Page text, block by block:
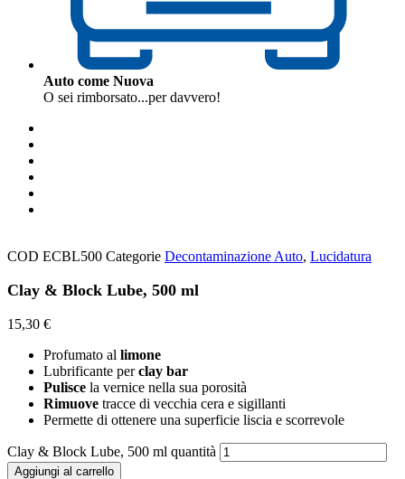
Auto come Nuova
O sei rimborsato...per davvero!
COD ECBL500 Categorie Decontaminazione Auto, Lucidatura
Clay & Block Lube, 500 ml
15,30 €
Profumato al limone
Lubrificante perclay bar
Pulisce la vernice nella sua porosità
Rimuove tracce di vecchia cera e sigillanti
Permette di ottenere una superficie liscia e scorrevole
Clay & Block Lube, 500 ml quantità
Aggiungi al carrello